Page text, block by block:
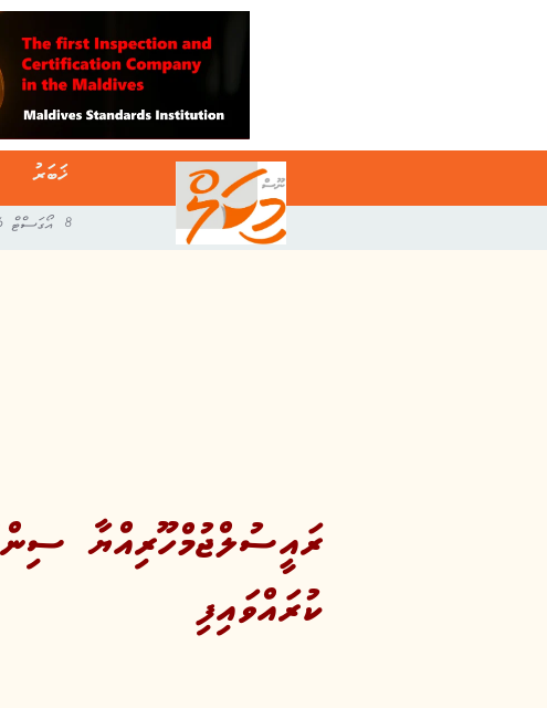
ޚަބަރު
8 އޯގަސްޓް 2026
ރައީސުލްޖުމްހޫރިއްޔާ
ކުރައްވައިފި